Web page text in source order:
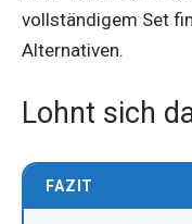
vollständigem Set
Alternativen.
Lohnt sich
FAZIT